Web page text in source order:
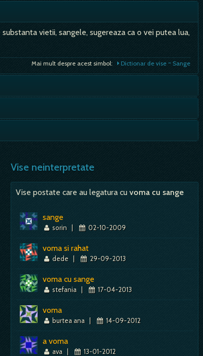
vietii, sangele, sugereaza ca o vei putea lua,
Mai mult despre acest simbol: Dictionar de vise ~ Sange
probleme…
- in vechime,…
Mai mult despre acest simbol: Dictionar de vise ~ Soare
Vise neinterpretate
Vise postate care au legatura cu voma cu sange
sange
sorin | 02-10-2009
voma si rahat
dede | 29-09-2013
voma cu sange
stefania | 17-04-2013
voma
burtea ana | 14-09-2012
a voma
ava | 13-01-2012